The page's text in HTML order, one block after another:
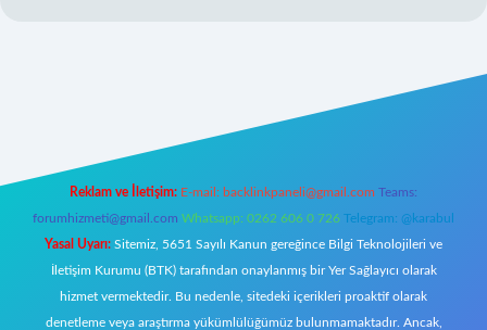
Reklam ve İletişim: E-mail: backlinkpaneli@gmail.com Teams:
forumhizmeti@gmail.com Whatsapp: 0262 606 0 726 Telegram: @karabul
Yasal Uyarı: Sitemiz, 5651 Sayılı Kanun gereğince Bilgi Teknolojileri ve
İletişim Kurumu (BTK) tarafından onaylanmış bir Yer Sağlayıcı olarak
hizmet vermektedir. Bu nedenle, sitedeki içerikleri proaktif olarak
denetleme veya araştırma yükümlülüğümüz bulunmamaktadır. Ancak,